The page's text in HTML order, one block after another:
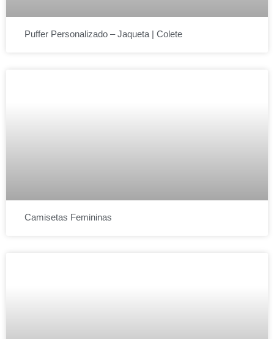
Puffer Personalizado – Jaqueta | Colete
Camisetas Femininas